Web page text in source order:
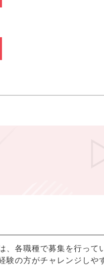
、各職種で募集を行って
験の方がチャレンジしや